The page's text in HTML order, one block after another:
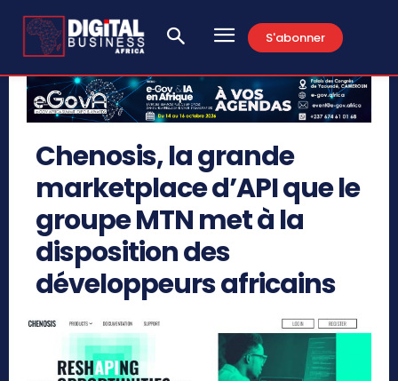
S'abonner
Chenosis, la grande
marketplace d’API que le
groupe MTN met à la
disposition des
développeurs africains